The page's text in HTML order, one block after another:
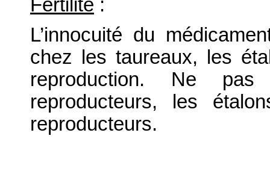
Fertilité :
L’innocuité du
chez les taureaux, les
reproduction. Ne
reproducteurs, les
reproducteurs.